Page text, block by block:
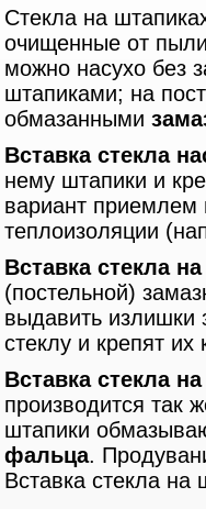
Стекла на
очищенные от
можно насухо без
штапиками; на
обмазанными
Вставка стекла
нему штапики и
вариант приемлем
теплоизоляции
Вставка стекла
(постельной)
выдавить излишки
стеклу и крепят
Вставка стекла
производится так
штапики
фальца.
Вставка стекла на